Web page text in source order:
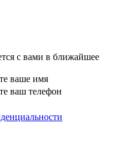
с вами в ближайшее
ваше имя
ваш телефон